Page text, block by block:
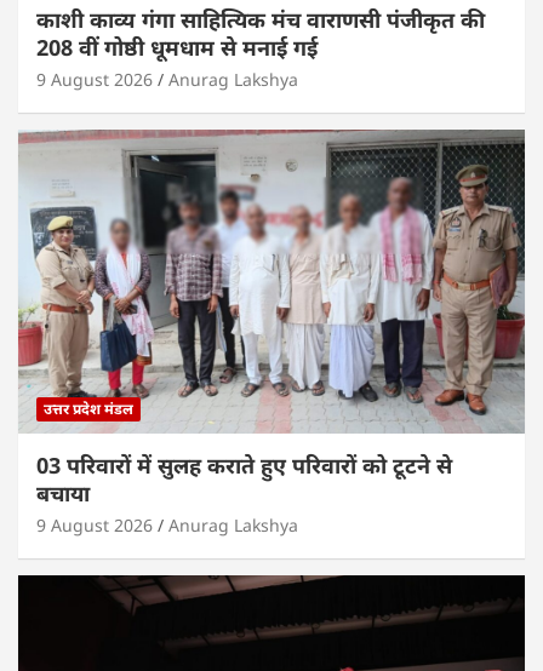
काशी काव्य गंगा साहित्यिक मंच वाराणसी पंजीकृत की
208 वीं गोष्ठी धूमधाम से मनाई गई
9 August 2026 Anurag Lakshya
उत्तर प्रदेश मंडल
03 परिवारों में सुलह कराते हुए परिवारों को टूटने से
बचाया
9 August 2026 Anurag Lakshya